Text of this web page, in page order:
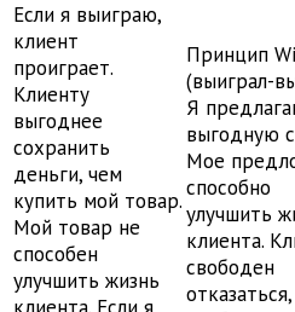
Если я выиграю,
клиент
проиграет.
Клиенту
выгоднее
сохранить
деньги, чем
купить мой товар.
Мой товар не
способен
улучшить жизнь
Принцип
(выиграл-
Я
выгодную
Мое
способно
улучшить
клиента.
свободен